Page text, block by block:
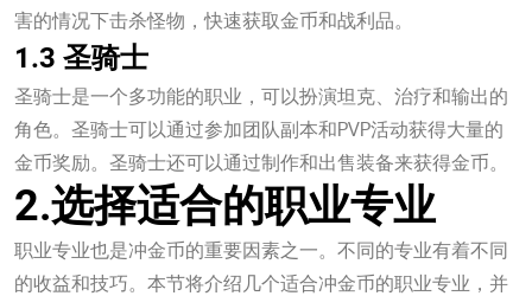
害的情况下击杀怪物，快速获取金币和战利品。
1.3 圣骑士
圣骑士是一个多功能的职业，可以扮演坦克、治疗和输出的
角色。圣骑士可以通过参加团队副本和PVP活动获得大量的
金币奖励。圣骑士还可以通过制作和出售装备来获得金币。
2.选择适合的职业专业
职业专业也是冲金币的重要因素之一。不同的专业有着不同
的收益和技巧。本节将介绍几个适合冲金币的职业专业，并